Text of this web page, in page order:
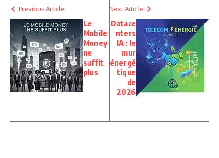
Previous Article
Le
Mobile
Money
ne
suffit
plus
Next Article
Datace
nters
IA : le
mur
énergé
tique
de
2026